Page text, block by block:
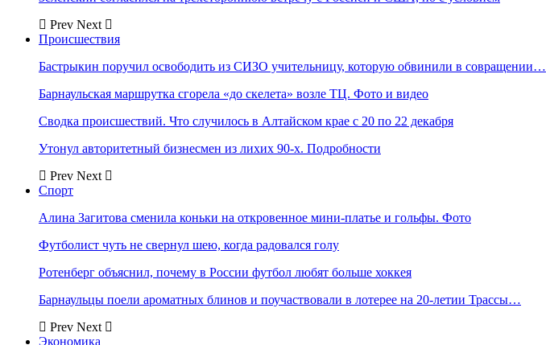
Prev Next
Происшествия
Бастрыкин поручил освободить из СИЗО учительницу, которую обвинили в совращении…
Барнаульская маршрутка сгорела «до скелета» возле ТЦ. Фото и видео
Сводка происшествий. Что случилось в Алтайском крае с 20 по 22 декабря
Утонул авторитетный бизнесмен из лихих 90-х. Подробности
Prev Next
Спорт
Алина Загитова сменила коньки на откровенное мини-платье и гольфы. Фото
Футболист чуть не свернул шею, когда радовался голу
Ротенберг объяснил, почему в России футбол любят больше хоккея
Барнаульцы поели ароматных блинов и поучаствовали в лотерее на 20-летии Трассы…
Prev Next
Экономика